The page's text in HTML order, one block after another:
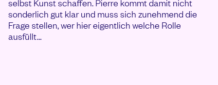
selbst Kunst schaffen. Pierre kommt damit nicht
sonderlich gut klar und muss sich zunehmend die
Frage stellen, wer hier eigentlich welche Rolle
ausfüllt…